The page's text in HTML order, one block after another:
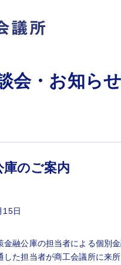
会・お知らせ
庫のご案内
15日
融公庫の担当者による個別
た担当者が商工会議所に来